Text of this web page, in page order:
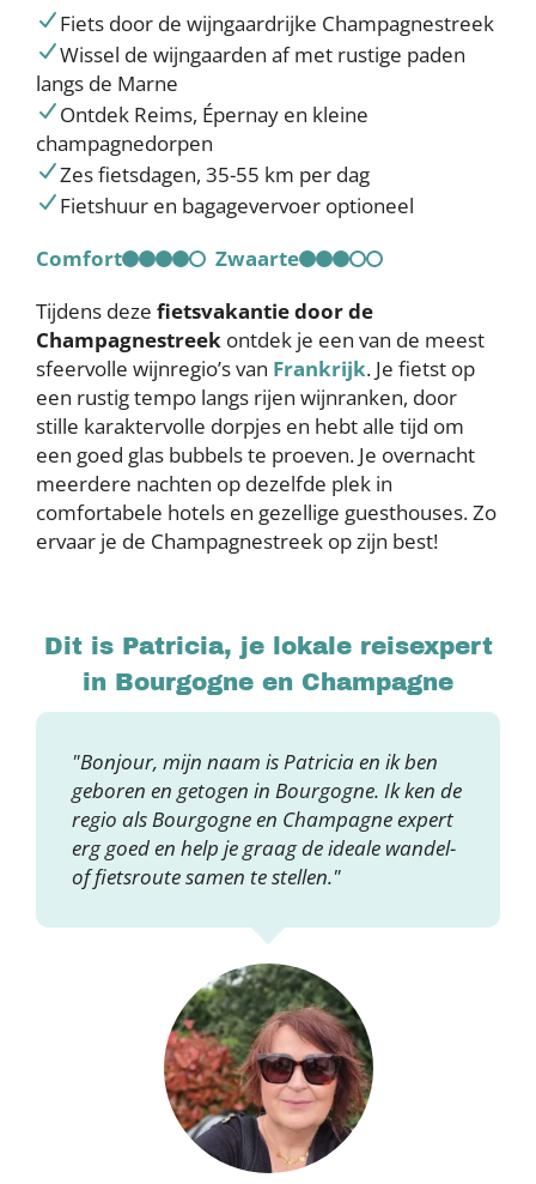
Fiets door de wijngaardrijke Champagnestreek
Wissel de wijngaarden af met rustige paden
langs de Marne
Ontdek Reims, Épernay en kleine
champagnedorpen
Zes fietsdagen, 35-55 km per dag
Fietshuur en bagagevervoer optioneel
Comfort
Zwaarte
Tijdens deze fietsvakantie door de
Champagnestreek ontdek je een van de meest
sfeervolle wijnregio’s van Frankrijk. Je fietst op
een rustig tempo langs rijen wijnranken, door
stille karaktervolle dorpjes en hebt alle tijd om
een goed glas bubbels te proeven. Je overnacht
meerdere nachten op dezelfde plek in
comfortabele hotels en gezellige guesthouses. Zo
ervaar je de Champagnestreek op zijn best!
Dit is Patricia, je lokale reisexpert
in Bourgogne en Champagne
"Bonjour, mijn naam is Patricia en ik ben
geboren en getogen in Bourgogne. Ik ken de
regio als Bourgogne en Champagne expert
erg goed en help je graag de ideale wandel-
of fietsroute samen te stellen."